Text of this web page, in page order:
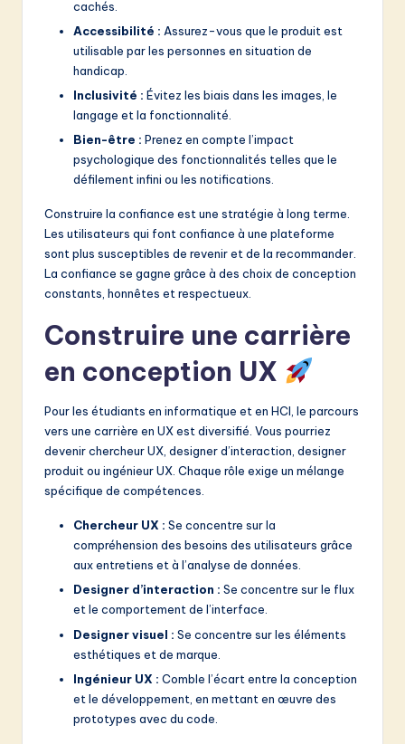
cachés.
Accessibilité : Assurez-vous que le produit est
utilisable par les personnes en situation de
handicap.
Inclusivité : Évitez les biais dans les images, le
langage et la fonctionnalité.
Bien-être : Prenez en compte l’impact
psychologique des fonctionnalités telles que le
défilement infini ou les notifications.
Construire la confiance est une stratégie à long terme.
Les utilisateurs qui font confiance à une plateforme
sont plus susceptibles de revenir et de la recommander.
La confiance se gagne grâce à des choix de conception
constants, honnêtes et respectueux.
Construire une carrière
en conception UX
Pour les étudiants en informatique et en HCI, le parcours
vers une carrière en UX est diversifié. Vous pourriez
devenir chercheur UX, designer d’interaction, designer
produit ou ingénieur UX. Chaque rôle exige un mélange
spécifique de compétences.
Chercheur UX : Se concentre sur la
compréhension des besoins des utilisateurs grâce
aux entretiens et à l’analyse de données.
Designer d’interaction : Se concentre sur le flux
et le comportement de l’interface.
Designer visuel : Se concentre sur les éléments
esthétiques et de marque.
Ingénieur UX : Comble l’écart entre la conception
et le développement, en mettant en œuvre des
prototypes avec du code.